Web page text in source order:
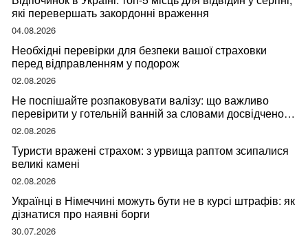
які перевершать закордонні враження
04.08.2026
Необхідні перевірки для безпеки вашої страховки
перед відправленням у подорож
02.08.2026
Не поспішайте розпаковувати валізу: що важливо
перевірити у готельній ванній за словами досвідченої
мандрівниці
02.08.2026
Туристи вражені страхом: з урвища раптом зсипалися
великі камені
02.08.2026
Українці в Німеччині можуть бути не в курсі штрафів: як
дізнатися про наявні борги
30.07.2026